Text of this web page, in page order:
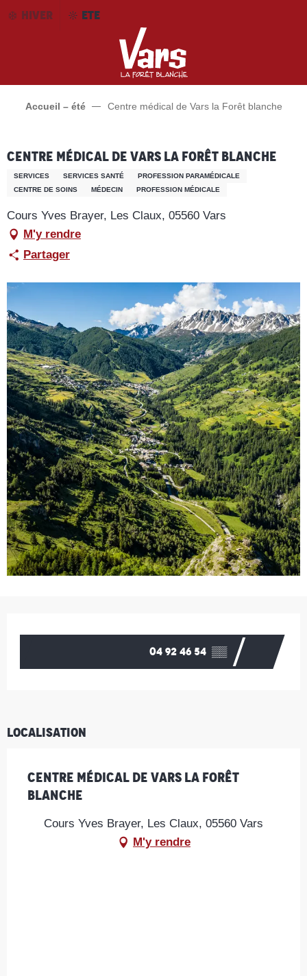
AllerHIVER ETE
Accueil – été Centre médical de Vars la Forêt blanche
Centre médical de Vars la Forêt blanche
SERVICES SERVICES SANTÉ
PROFESSION PARAMÉDICALE
CENTRE DE SOINS
MÉDECIN PROFESSION MÉDICALE
Cours Yves Brayer, Les Claux, 05560 Vars
M'y rendre
Partager
04 92 46 54 ▒▒
Localisation
Centre médical de Vars la Forêt
blanche
Cours Yves Brayer, Les Claux, 05560 Vars
M'y rendre